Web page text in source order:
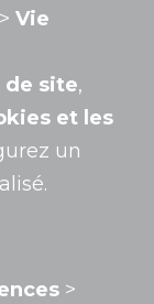
> Vie
de site,
et les
un
>